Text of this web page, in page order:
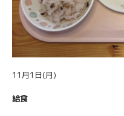
11月1日(月)
給食